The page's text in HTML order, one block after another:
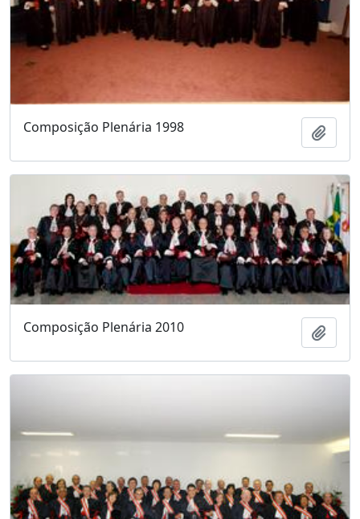
Composição Plenária 1998
Composição Plenária 2010